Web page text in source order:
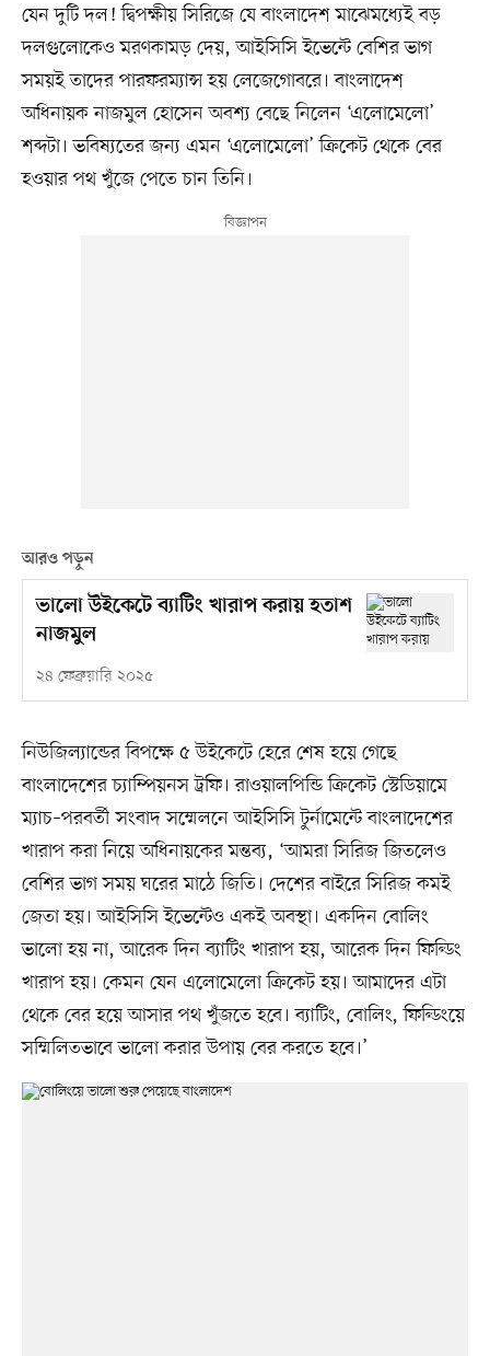
যেন দুটি দল! দ্বিপক্ষীয় সিরিজে যে বাংলাদেশ মাঝেমধ্যেই বড়
দলগুলোকেও মরণকামড় দেয়, আইসিসি ইভেন্টে বেশির ভাগ
সময়ই তাদের পারফরম্যান্স হয় লেজেগোবরে। বাংলাদেশ
অধিনায়ক নাজমুল হোসেন অবশ্য বেছে নিলেন ‘এলোমেলো’
শব্দটা। ভবিষ্যতের জন্য এমন ‘এলোমেলো’ ক্রিকেট থেকে বের
হওয়ার পথ খুঁজে পেতে চান তিনি।
আরও পড়ুন
ভালো উইকেটে ব্যাটিং খারাপ করায় হতাশ
নাজমুল
২৪ ফেব্রুয়ারি ২০২৫
নিউজিল্যান্ডের বিপক্ষে ৫ উইকেটে হেরে শেষ হয়ে গেছে
বাংলাদেশের চ্যাম্পিয়নস ট্রফি। রাওয়ালপিন্ডি ক্রিকেট স্টেডিয়ামে
ম্যাচ–পরবর্তী সংবাদ সম্মেলনে আইসিসি টুর্নামেন্টে বাংলাদেশের
খারাপ করা নিয়ে অধিনায়কের মন্তব্য, ‘আমরা সিরিজ জিতলেও
বেশির ভাগ সময় ঘরের মাঠে জিতি। দেশের বাইরে সিরিজ কমই
জেতা হয়। আইসিসি ইভেন্টেও একই অবস্থা। একদিন বোলিং
ভালো হয় না, আরেক দিন ব্যাটিং খারাপ হয়, আরেক দিন ফিল্ডিং
খারাপ হয়। কেমন যেন এলোমেলো ক্রিকেট হয়। আমাদের এটা
থেকে বের হয়ে আসার পথ খুঁজতে হবে। ব্যাটিং, বোলিং, ফিল্ডিংয়ে
সম্মিলিতভাবে ভালো করার উপায় বের করতে হবে।’